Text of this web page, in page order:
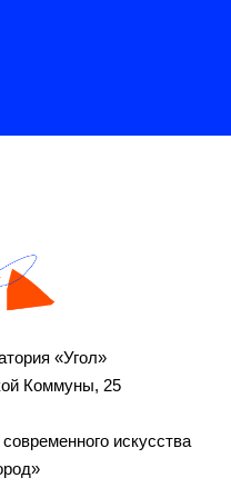
«Угол»
Коммуны, 25
искусства